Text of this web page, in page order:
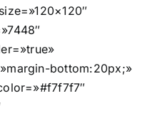
bottom:20px;»